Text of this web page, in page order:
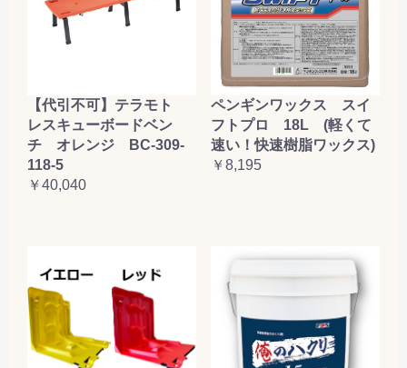
【代引不可】テラモト
レスキューボードベン
チ オレンジ BC-309-
118-5
￥40,040
ペンギンワックス スイ
フトプロ 18L (軽くて
速い！快速樹脂ワックス)
￥8,195